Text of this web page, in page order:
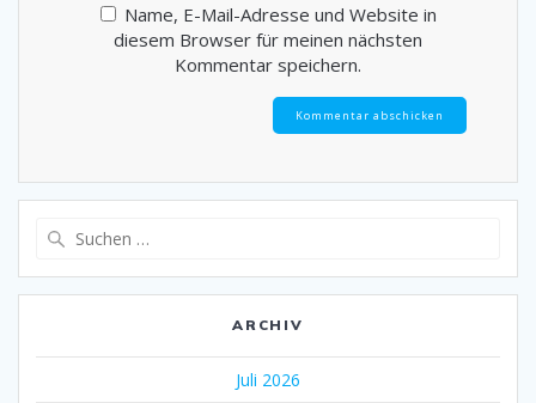
Name, E-Mail-Adresse und Website in
diesem Browser für meinen nächsten
Kommentar speichern.
ARCHIV
Juli 2026